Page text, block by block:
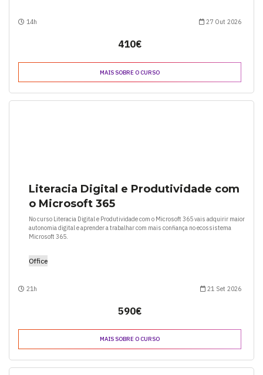
14h 27 Out 2026
410€
MAIS SOBRE O CURSO
Literacia Digital e Produtividade com
o Microsoft 365
No curso Literacia Digital e Produtividade com o Microsoft 365 vais adquirir maior
autonomia digital e aprender a trabalhar com mais confiança no ecossistema
Microsoft 365.
Office
21h 21 Set 2026
590€
MAIS SOBRE O CURSO